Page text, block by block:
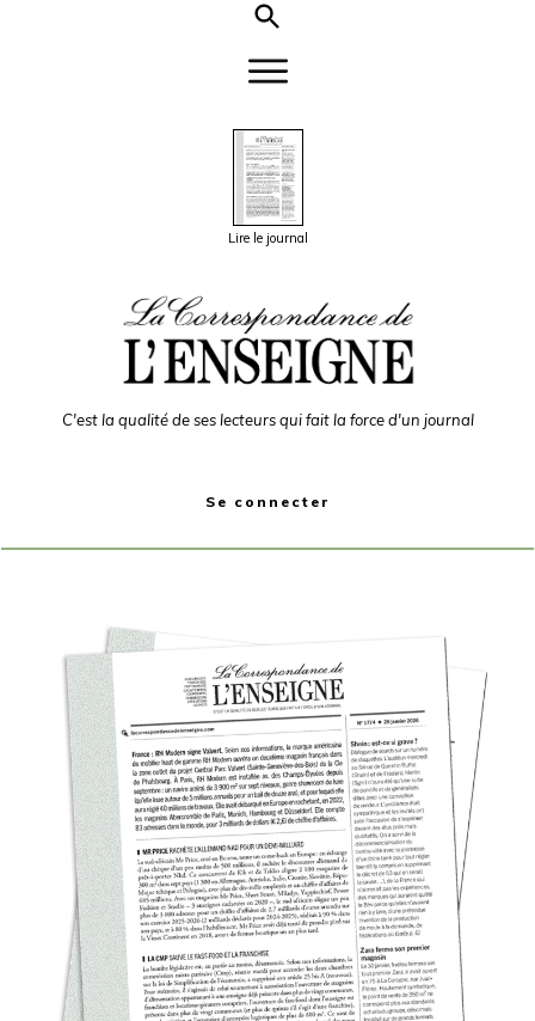
Lire le journal
C'est la qualité de ses lecteurs qui fait la force d'un journal
Se connecter